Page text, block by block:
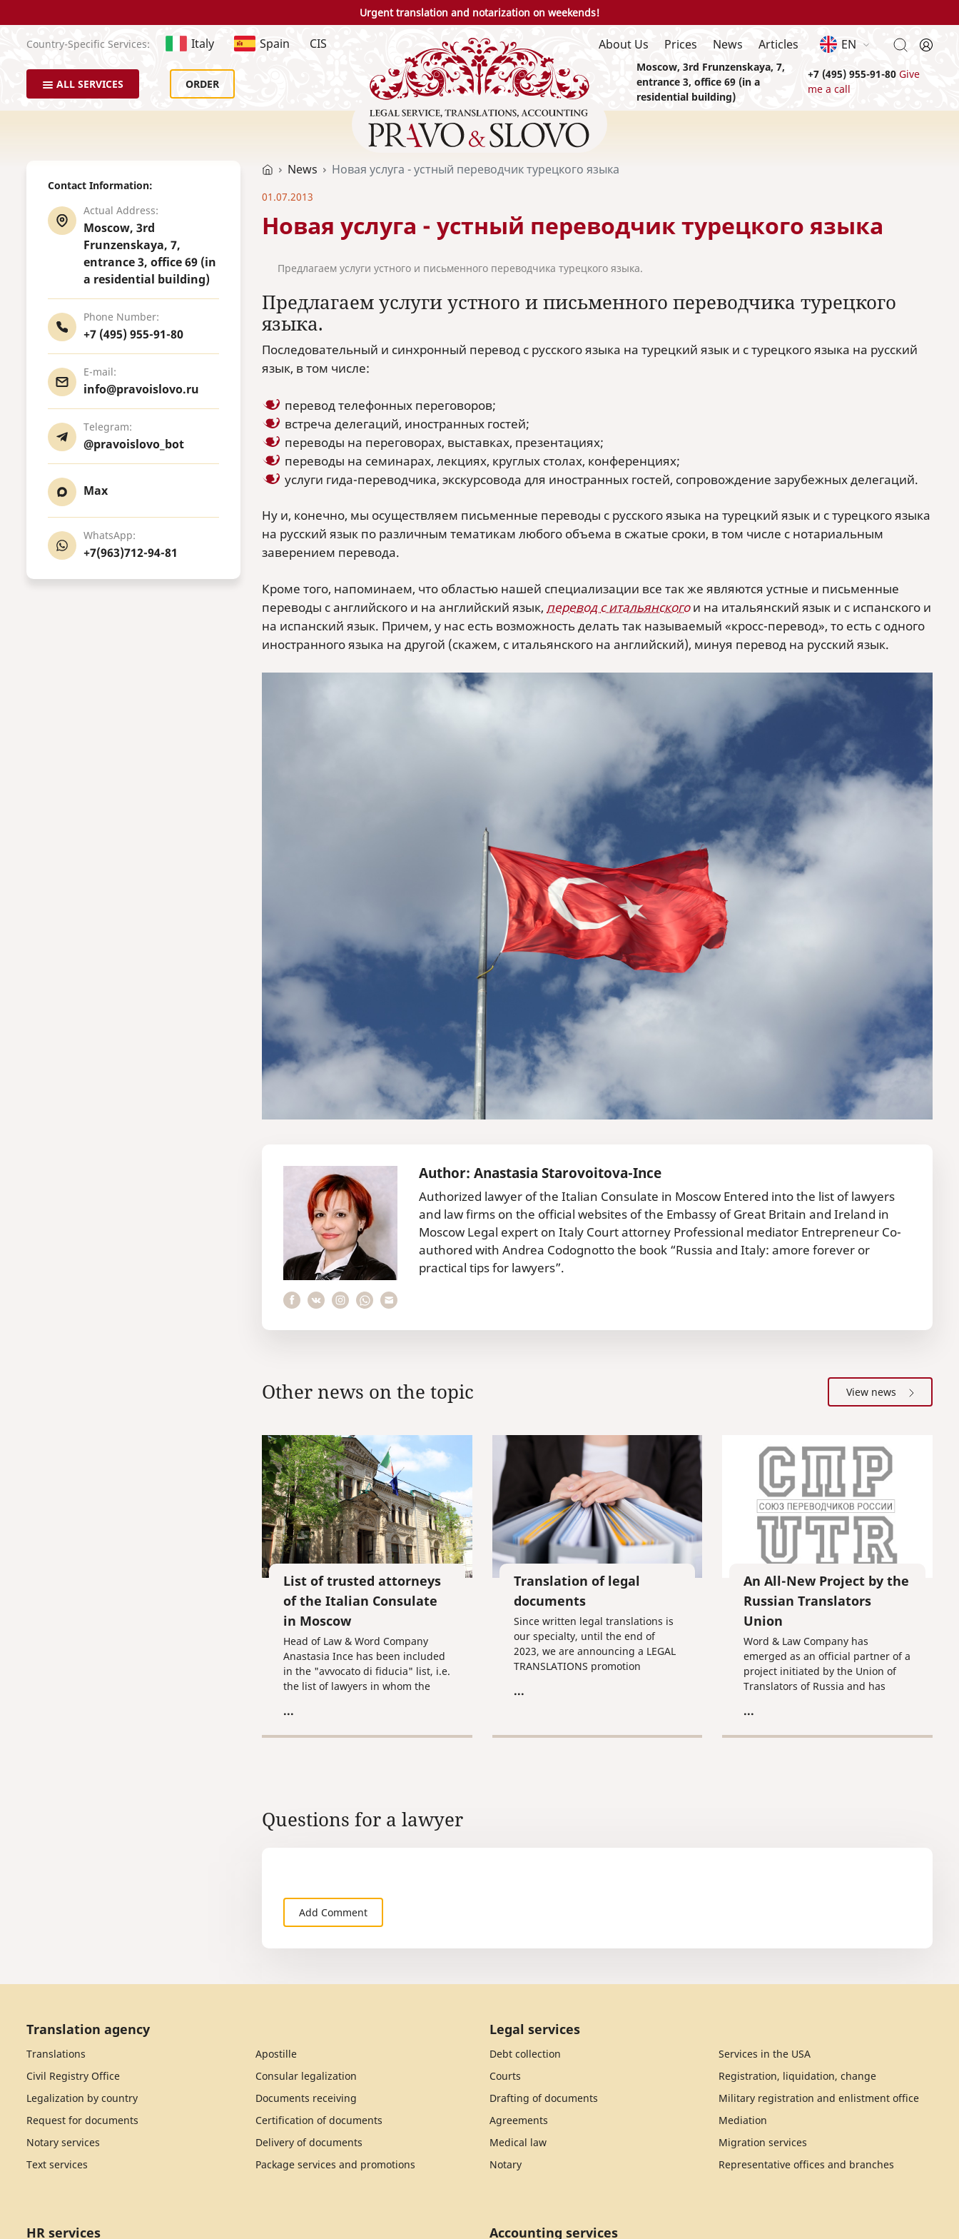
Urgent translation and notarization on weekends!
Country-Specific Services: Italy Spain CIS
ALL SERVICES ORDER
About Us Prices News Articles EN
Moscow, 3rd Frunzenskaya, 7,
entrance 3, office 69 (in a
residential building)
+7 (495) 955-91-80 Give
me a call
Contact Information:
Actual Address:
Moscow, 3rd
Frunzenskaya, 7,
entrance 3, office 69 (in
a residential building)
Phone Number:
+7 (495) 955-91-80
E-mail:
info@pravoislovo.ru
Telegram:
@pravoislovo_bot
Max
WhatsApp:
+7(963)712-94-81
News Новая услуга - устный переводчик турецкого языка
01.07.2013
Новая услуга - устный переводчик турецкого языка
Предлагаем услуги устного и письменного переводчика турецкого языка.
Предлагаем услуги устного и письменного переводчика турецкого
языка.
Последовательный и синхронный перевод с русского языка на турецкий язык и с турецкого языка на русский
язык, в том числе:
перевод телефонных переговоров;
встреча делегаций, иностранных гостей;
переводы на переговорах, выставках, презентациях;
переводы на семинарах, лекциях, круглых столах, конференциях;
услуги гида-переводчика, экскурсовода для иностранных гостей, сопровождение зарубежных делегаций.
Ну и, конечно, мы осуществляем письменные переводы с русского языка на турецкий язык и с турецкого языка
на русский язык по различным тематикам любого объема в сжатые сроки, в том числе с нотариальным
заверением перевода.
Кроме того, напоминаем, что областью нашей специализации все так же являются устные и письменные
переводы с английского и на английский язык, перевод с итальянскогои на итальянский язык и с испанского и
на испанский язык. Причем, у нас есть возможность делать так называемый «кросс-перевод», то есть с одного
иностранного языка на другой (скажем, с итальянского на английский), минуя перевод на русский язык.
Author: Anastasia Starovoitova-Ince
Authorized lawyer of the Italian Consulate in Moscow Entered into the list of lawyers
and law firms on the official websites of the Embassy of Great Britain and Ireland in
Moscow Legal expert on Italy Court attorney Professional mediator Entrepreneur Co-
authored with Andrea Codognotto the book “Russia and Italy: amore forever or
practical tips for lawyers”.
Other news on the topic View news
List of trusted attorneys
of the Italian Consulate
in Moscow
Head of Law & Word Company
Anastasia Ince has been included
in the "avvocato di fiducia" list, i.e.
the list of lawyers in whom the
confidence and whom it
...
Translation of legal
documents
Since written legal translations is
our specialty, until the end of
2023, we are announcing a LEGAL
TRANSLATIONS promotion
translation and additional
...
An All-New Project by the
Russian Translators
Union
Word & Law Company has
emerged as an official partner of a
project initiated by the Union of
Translators of Russia and has
Moscow City Government (the
...
Questions for a lawyer
Add Comment
Translation agency
Translations
Apostille
Civil Registry Office
Consular legalization
Legalization by country
Documents receiving
Request for documents
Certification of documents
Notary services
Delivery of documents
Text services
Package services and promotions
Legal services
Debt collection
Services in the USA
Courts
Registration, liquidation, change
Drafting of documents
Military registration and enlistment office
Agreements
Mediation
Medical law
Migration services
Notary
Representative offices and branches
HR services Accounting services